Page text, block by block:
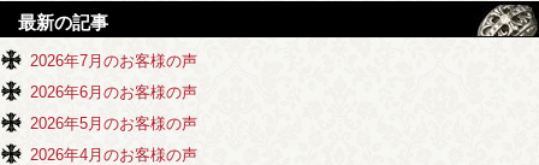
最新の記事
2026年7月のお客様の声
2026年6月のお客様の声
2026年5月のお客様の声
2026年4月のお客様の声